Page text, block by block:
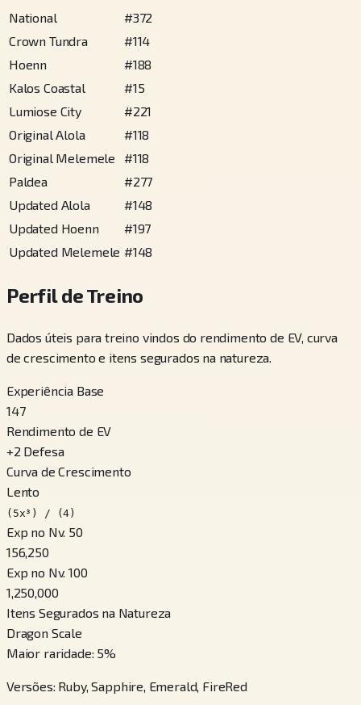
National #372
Crown Tundra
#114
Hoenn
#188
Kalos Coastal
#15
Lumiose City
#221
Original Alola
#118
Original Melemele
#118
Paldea
#277
Updated Alola
#148
Updated Hoenn
#197
Updated Melemele #148
Perfil de Treino
Dados úteis para treino vindos do rendimento de EV, curva
de crescimento e itens segurados na natureza.
Experiência Base
147
Rendimento de EV
+2 Defesa
Curva de Crescimento
Lento
(5x³) / (4)
Exp no Nv. 50
156,250
Exp no Nv. 100
1,250,000
Itens Segurados na Natureza
Dragon Scale
Maior raridade: 5%
Versões: Ruby, Sapphire, Emerald, FireRed